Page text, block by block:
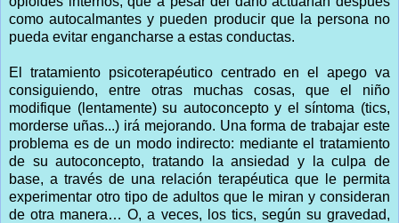
como autocalmantes y pueden producir que la persona no
pueda evitar engancharse a estas conductas.
El tratamiento psicoterapéutico centrado en el apego va
consiguiendo, entre otras muchas cosas, que el niño
modifique (lentamente) su autoconcepto y el síntoma (tics,
morderse uñas...) irá mejorando. Una forma de trabajar este
problema es de un modo indirecto: mediante el tratamiento
de su autoconcepto, tratando la ansiedad y la culpa de
base, a través de una relación terapéutica que le permita
experimentar otro tipo de adultos que le miran y consideran
de otra manera… O, a veces, los tics, según su gravedad,